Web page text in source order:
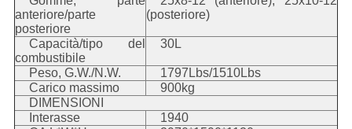
anteriore/parte
posteriore
(posteriore)
Capacità/tipo del
combustibile
30L
Peso, G.W./N.W.
1797Lbs/1510Lbs
Carico massimo
900kg
DIMENSIONI
Interasse
1940